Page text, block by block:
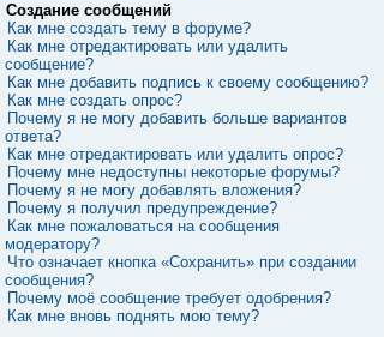
Создание сообщений
Как мне создать тему в форуме?
Как мне отредактировать или удалить
сообщение?
Как мне добавить подпись к своему сообщению?
Как мне создать опрос?
Почему я не могу добавить больше вариантов
ответа?
Как мне отредактировать или удалить опрос?
Почему мне недоступны некоторые форумы?
Почему я не могу добавлять вложения?
Почему я получил предупреждение?
Как мне пожаловаться на сообщения
модератору?
Что означает кнопка «Сохранить» при создании
сообщения?
Почему моё сообщение требует одобрения?
Как мне вновь поднять мою тему?